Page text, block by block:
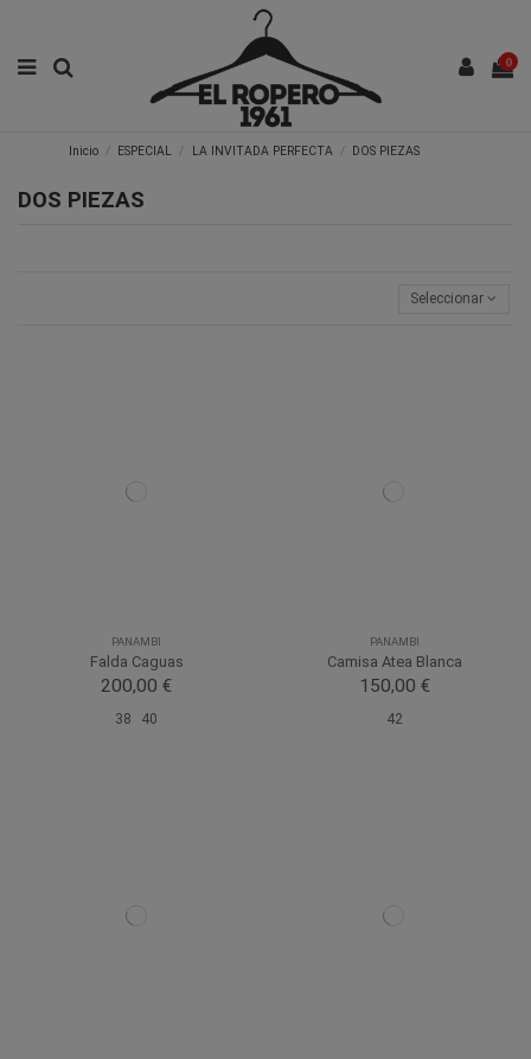
0
Inicio ESPECIAL LA INVITADA PERFECTA DOS PIEZAS
DOS PIEZAS
Seleccionar
PANAMBI
Falda Caguas
200,00 €
38 40
PANAMBI
Camisa Atea Blanca
150,00 €
42